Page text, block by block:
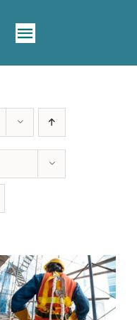
Toggle
Navigation